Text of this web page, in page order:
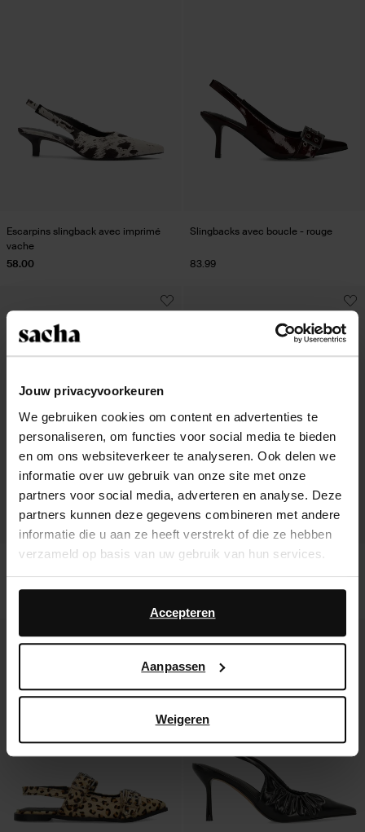
Jouw privacyvoorkeuren
We gebruiken cookies om content en advertenties te
personaliseren, om functies voor social media te bieden
en om ons websiteverkeer te analyseren. Ook delen we
informatie over uw gebruik van onze site met onze
partners voor social media, adverteren en analyse. Deze
partners kunnen deze gegevens combineren met andere
informatie die u aan ze heeft verstrekt of die ze hebben
verzameld op basis van uw gebruik van hun services.
Daarnaast werken wij samen met Google voor
advertentie- en meetdoeleinden. Meer informatie over
hoe Google uw persoonsgegevens gebruikt, vindt u op
Accepteren
Aanpassen
Weigeren
Escarpins slingback avec imprimé
vache
58.00
Slingbacks avec boucle - rouge
83.99
Escarpins à bride avec imprimé
serpent
- rouge bourgogne
- 60%